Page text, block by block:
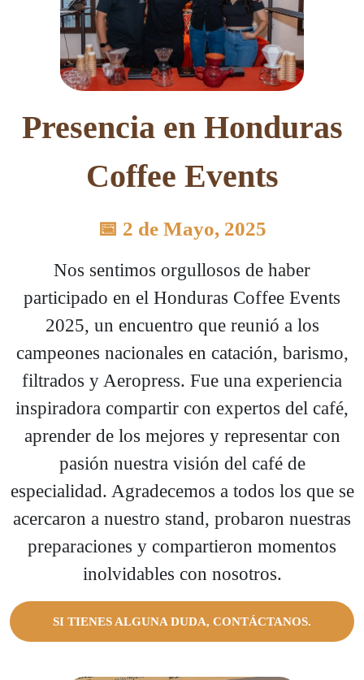
Presencia en Honduras
Coffee Events
📅 2 de Mayo, 2025
Nos sentimos orgullosos de haber
participado en el Honduras Coffee Events
2025, un encuentro que reunió a los
campeones nacionales en catación, barismo,
filtrados y Aeropress. Fue una experiencia
inspiradora compartir con expertos del café,
aprender de los mejores y representar con
pasión nuestra visión del café de
especialidad. Agradecemos a todos los que se
acercaron a nuestro stand, probaron nuestras
preparaciones y compartieron momentos
inolvidables con nosotros.
SI TIENES ALGUNA DUDA, CONTÁCTANOS.